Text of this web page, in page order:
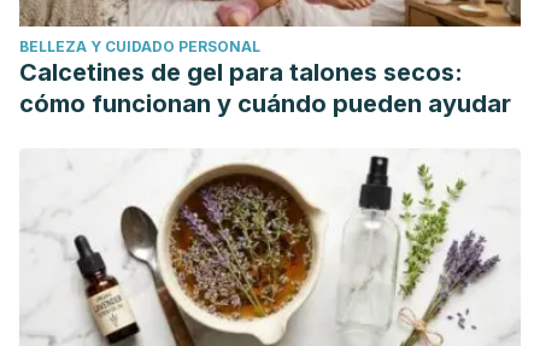
avenanthramides of oats. Nutrition Reviews.
https://doi.org/10.1111/j.1753-4887.2009.00256.x
Clemens, R., & Van Klinken, B. J. W. (2014). Oats, more than
just a whole grain: An introduction. In British Journal of
https://doi.org/10.1017/S0007114514002712
BELLEZA Y CUIDADO PERSONAL
Calcetines de gel para talones secos:
cómo funcionan y cuándo pueden ayudar